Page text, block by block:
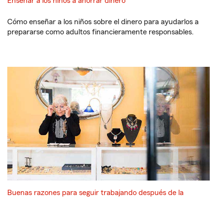
Cómo enseñar a los niños sobre el dinero para ayudarlos a
prepararse como adultos financieramente responsables.
Buenas razones para seguir trabajando después de la